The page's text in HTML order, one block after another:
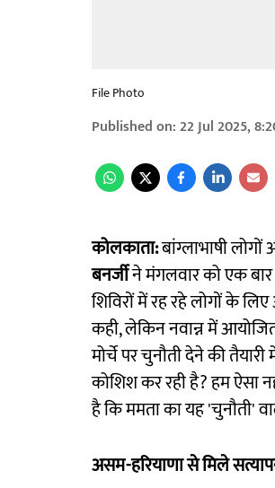
File Photo
Published on:22 Jul 2025,
कोलकाता:बांग्लाभाषी लोगों
बनर्जीने मंगलवार को एक बार
शिविरों में रह रहे लोगों के
कही, लेकिन नवान्न में
मोर्चे पर चुनौती देने की
कोशिश कर रही है? हम ऐसा
है कि ममता का यह 'चुनौती'
असम-हरियाणा से मिले